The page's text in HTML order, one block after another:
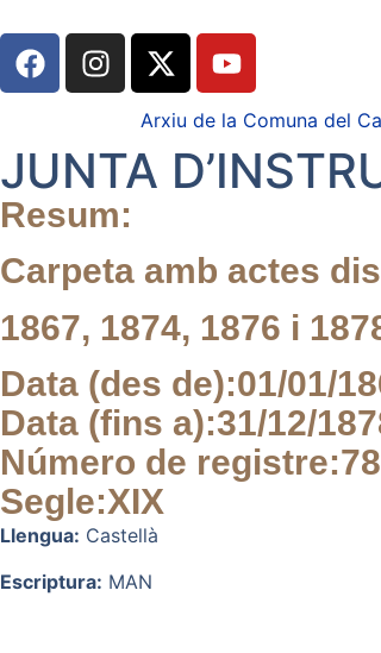
Arxiu de la Comuna del
JUNTA
Resum:
Carpeta amb actes
1867, 1874, 1876 i
Data (des de):01/01/
Data (fins a):31/12/
Número de registre:
Segle:XIX
Llengua: Castellà
Escriptura: MAN